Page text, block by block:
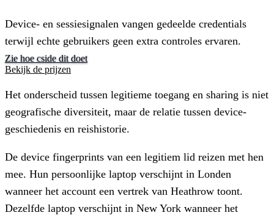
Device- en sessiesignalen vangen gedeelde credentials
terwijl echte gebruikers geen extra controles ervaren.
Zie hoe cside dit doet
Bekijk de prijzen
Het onderscheid tussen legitieme toegang en sharing is niet
geografische diversiteit, maar de relatie tussen device-
geschiedenis en reishistorie.
De device fingerprints van een legitiem lid reizen met hen
mee. Hun persoonlijke laptop verschijnt in Londen
wanneer het account een vertrek van Heathrow toont.
Dezelfde laptop verschijnt in New York wanneer het